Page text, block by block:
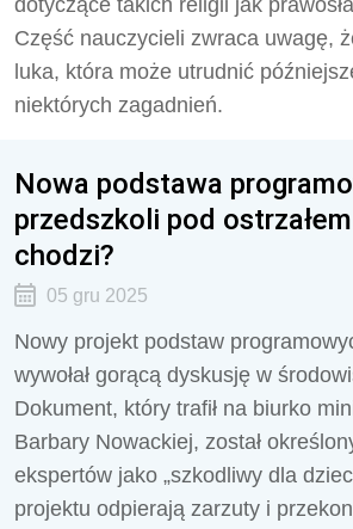
dotyczące takich religii jak
Część nauczycieli zwraca uwagę,
luka, która może utrudnić
niektórych zagadnień.
Nowa podstawa
przedszkoli pod
chodzi?
05 gru 2025
Nowy projekt podstaw
wywołał gorącą dyskusję w
Dokument, który trafił na biurko
Barbary Nowackiej, został
ekspertów jako „szkodliwy dla
projektu odpierają zarzuty i